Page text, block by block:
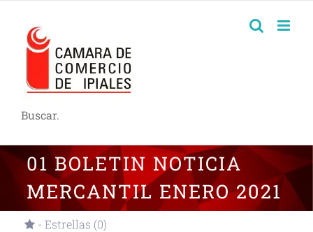
Buscar.
01 BOLETIN NOTICIA
MERCANTIL ENERO 2021
- Estrellas (0)